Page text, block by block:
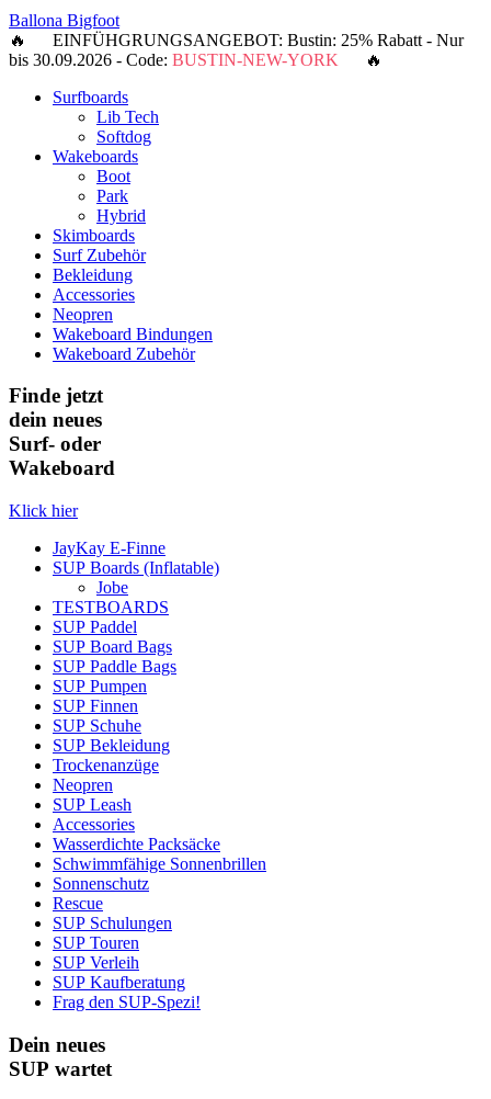
Ballona Bigfoot
🔥 EINFÜHGRUNGSANGEBOT: Bustin: 25% Rabatt - Nur
bis 30.09.2026 - Code: BUSTIN-NEW-YORK 🔥
Surfboards
Lib Tech
Softdog
Wakeboards
Boot
Park
Hybrid
Skimboards
Surf Zubehör
Bekleidung
Accessories
Neopren
Wakeboard Bindungen
Wakeboard Zubehör
Finde jetzt
dein neues
Surf- oder
Wakeboard
Klick hier
JayKay E-Finne
SUP Boards (Inflatable)
Jobe
TESTBOARDS
SUP Paddel
SUP Board Bags
SUP Paddle Bags
SUP Pumpen
SUP Finnen
SUP Schuhe
SUP Bekleidung
Trockenanzüge
Neopren
SUP Leash
Accessories
Wasserdichte Packsäcke
Schwimmfähige Sonnenbrillen
Sonnenschutz
Rescue
SUP Schulungen
SUP Touren
SUP Verleih
SUP Kaufberatung
Frag den SUP-Spezi!
Dein neues
SUP wartet